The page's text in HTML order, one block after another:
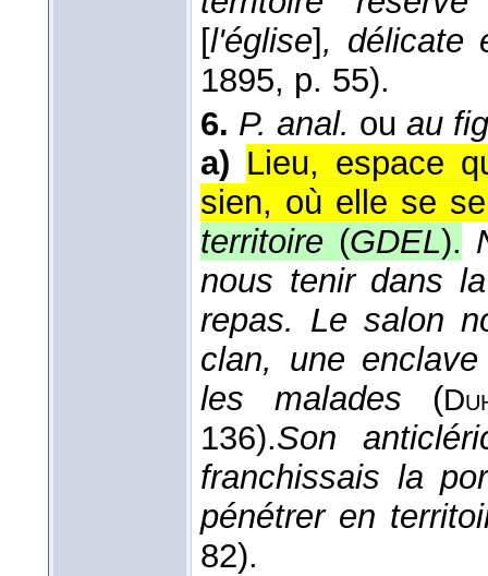
[l'église], délicate
1895, p. 55).
6. P. anal. ou au
a) Lieu, espace
sien, où elle se
territoire (GDEL).
nous tenir dans
repas. Le salon
clan, une
les malades (
136).Son
franchissais la
pénétrer en
82).